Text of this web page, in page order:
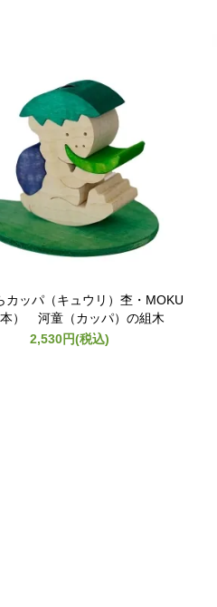
カッパ（キュウリ）杢・MOKU
本） 河童（カッパ）の組木
2,530円(税込)